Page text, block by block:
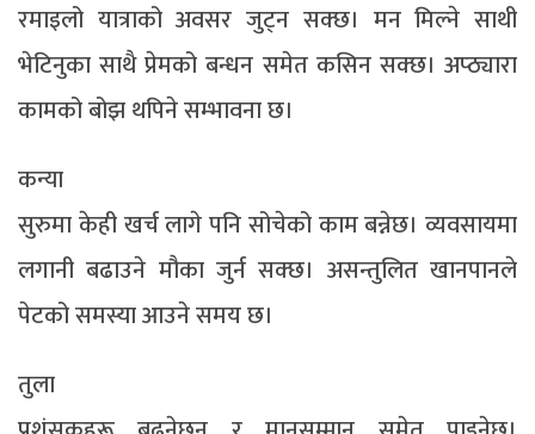
रमाइलो यात्राको अवसर जुट्न सक्छ। मन मिल्ने साथी
भेटिनुका साथै प्रेमको बन्धन समेत कसिन सक्छ। अप्ठ्यारा
कामको बोझ थपिने सम्भावना छ।
कन्या
सुरुमा केही खर्च लागे पनि सोचेको काम बन्नेछ। व्यवसायमा
लगानी बढाउने मौका जुर्न सक्छ। असन्तुलित खानपानले
पेटको समस्या आउने समय छ।
तुला